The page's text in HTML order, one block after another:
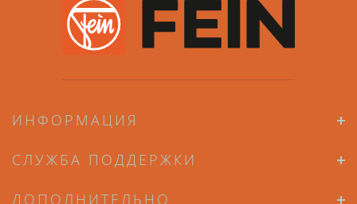
ИНФОРМАЦИЯ
СЛУЖБА ПОДДЕРЖКИ
ДОПОЛНИТЕЛЬНО